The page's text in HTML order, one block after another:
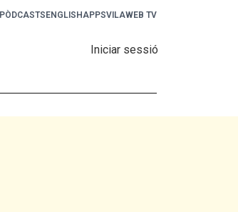
PÒDCASTS ENGLISHAPPSVILAWEB TV
Iniciar sessió